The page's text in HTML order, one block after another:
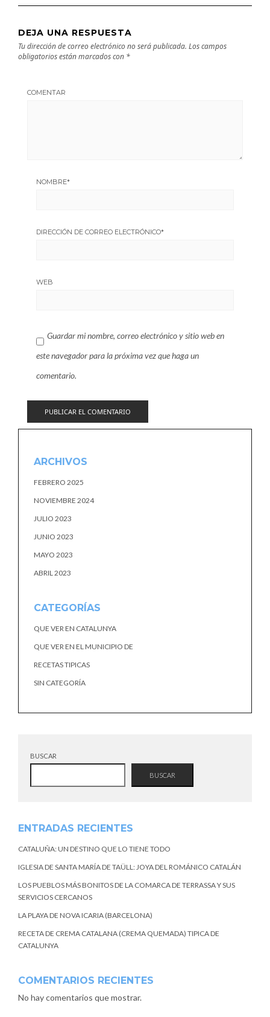
DEJA UNA RESPUESTA
Tu dirección de correo electrónico no será publicada. Los campos
obligatorios están marcados con *
COMENTAR
NOMBRE*
DIRECCIÓN DE CORREO ELECTRÓNICO*
WEB
Guardar mi nombre, correo electrónico y sitio web en
este navegador para la próxima vez que haga un
comentario.
ARCHIVOS
FEBRERO 2025
NOVIEMBRE 2024
JULIO 2023
JUNIO 2023
MAYO 2023
ABRIL 2023
CATEGORÍAS
QUE VER EN CATALUNYA
QUE VER EN EL MUNICIPIO DE
RECETAS TIPICAS
SIN CATEGORÍA
BUSCAR
BUSCAR
ENTRADAS RECIENTES
CATALUÑA: UN DESTINO QUE LO TIENE TODO
IGLESIA DE SANTA MARÍA DE TAÜLL: JOYA DEL ROMÁNICO CATALÁN
LOS PUEBLOS MÁS BONITOS DE LA COMARCA DE TERRASSA Y SUS
SERVICIOS CERCANOS
LA PLAYA DE NOVA ICARIA (BARCELONA)
RECETA DE CREMA CATALANA (CREMA QUEMADA) TIPICA DE
CATALUNYA
COMENTARIOS RECIENTES
No hay comentarios que mostrar.